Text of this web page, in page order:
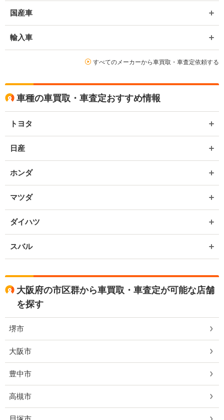
国産車
輸入車
すべてのメーカーから車買取・車査定依頼する
車種の車買取・車査定おすすめ情報
トヨタ
日産
ホンダ
マツダ
ダイハツ
スバル
大阪府の市区群から車買取・車査定が可能な店舗
を探す
堺市
大阪市
豊中市
高槻市